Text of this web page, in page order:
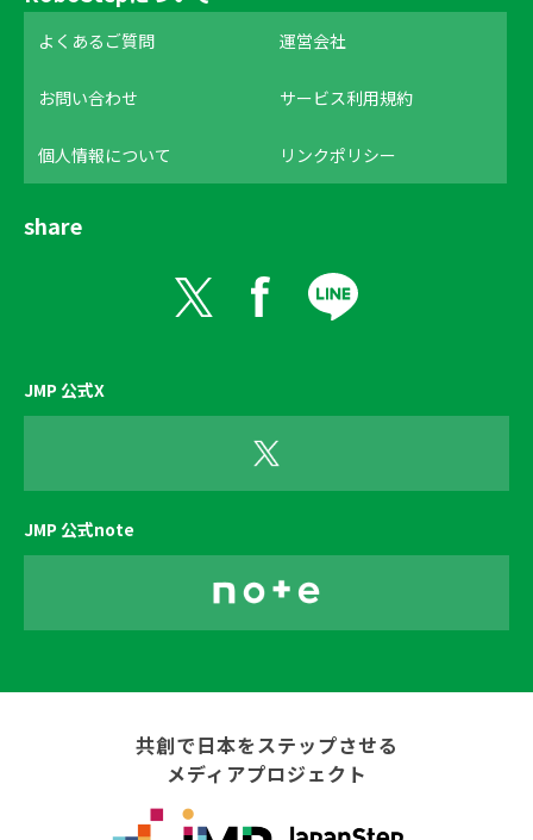
よくあるご質問 運営会社
お問い合わせ サービス利用規約
個人情報について リンクポリシー
share
JMP 公式X
JMP 公式note
共創で日本をステップさせる
メディアプロジェクト